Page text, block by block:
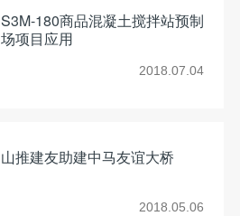
S3M-180商品混凝土搅拌站预制
场项目应用
2018.07.04
山推建友助建中马友谊大桥
2018.05.06